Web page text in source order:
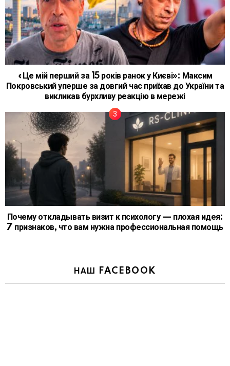
«Це мій перший за 15 років ранок у Києві»: Максим
Покровський уперше за довгий час приїхав до України та
викликав бурхливу реакцію в мережі
Почему откладывать визит к психологу — плохая идея:
7 признаков, что вам нужна профессиональная помощь
НАШ FACEBOOK